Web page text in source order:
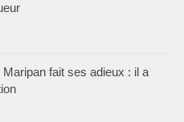
fait ses adieux : il a